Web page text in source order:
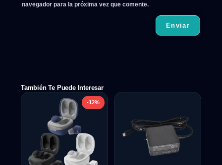
navegador para la próxima vez que comente.
También Te Puede Interesar
-12%